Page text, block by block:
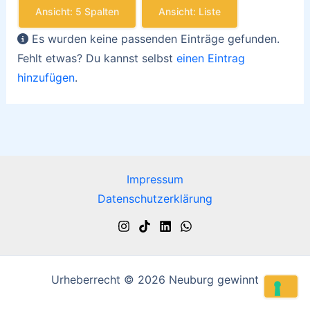
Ansicht: 5 Spalten Ansicht: Liste
Es wurden keine passenden Einträge gefunden.
Fehlt etwas? Du kannst selbst einen Eintrag
hinzufügen.
Impressum
Datenschutzerklärung
Urheberrecht © 2026 Neuburg gewinnt